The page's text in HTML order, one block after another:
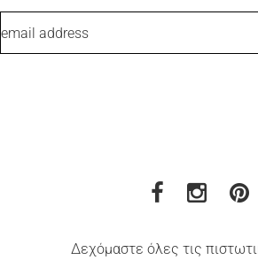
email address
Δεχόμαστε όλες τις